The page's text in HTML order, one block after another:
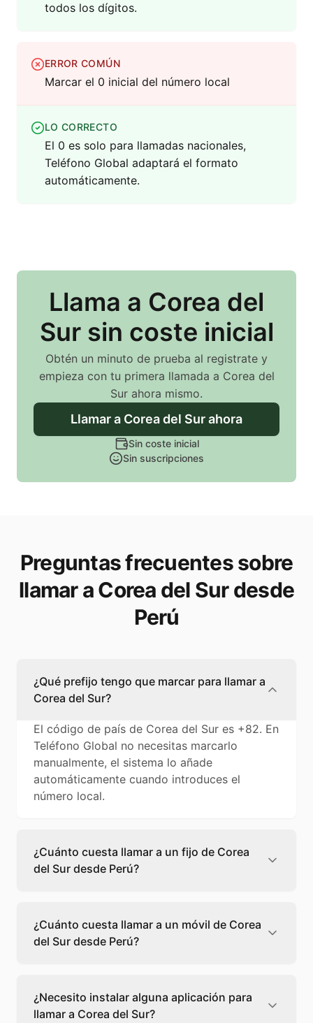
todos los dígitos.
ERROR COMÚN
Marcar el 0 inicial del número local
LO CORRECTO
El 0 es solo para llamadas nacionales,
Teléfono Global adaptará el formato
automáticamente.
Llama a Corea del
Sursin coste inicial
Obtén un minuto de prueba al registrate y
empieza con tu primera llamada a Corea del
Sur ahora mismo.
Llamara Corea del Surahora
Sin coste inicial
Sin suscripciones
Preguntas frecuentes sobre
llamar a Corea del Sur desde
Perú
¿Qué prefijo tengo que marcar para llamar a
Corea del Sur?
El código de país de Corea del Sur es +82. En
Teléfono Global no necesitas marcarlo
manualmente, el sistema lo añade
automáticamente cuando introduces el
número local.
¿Cuánto cuesta llamar a un fijo de Corea
del Sur desde Perú?
cuesta 0,08 €/min con Teléfono Global. Verás
el precio exacto antes de marcar para que
sepas qué vas a gastar.
¿Cuánto cuesta llamar a un móvil de Corea
del Sur desde Perú?
Perú cuesta 0,10 €/min con Teléfono Global.
Pagas solo los minutos que hablas, sin cuotas
¿Necesito instalar alguna aplicación para
llamar a Corea del Sur?